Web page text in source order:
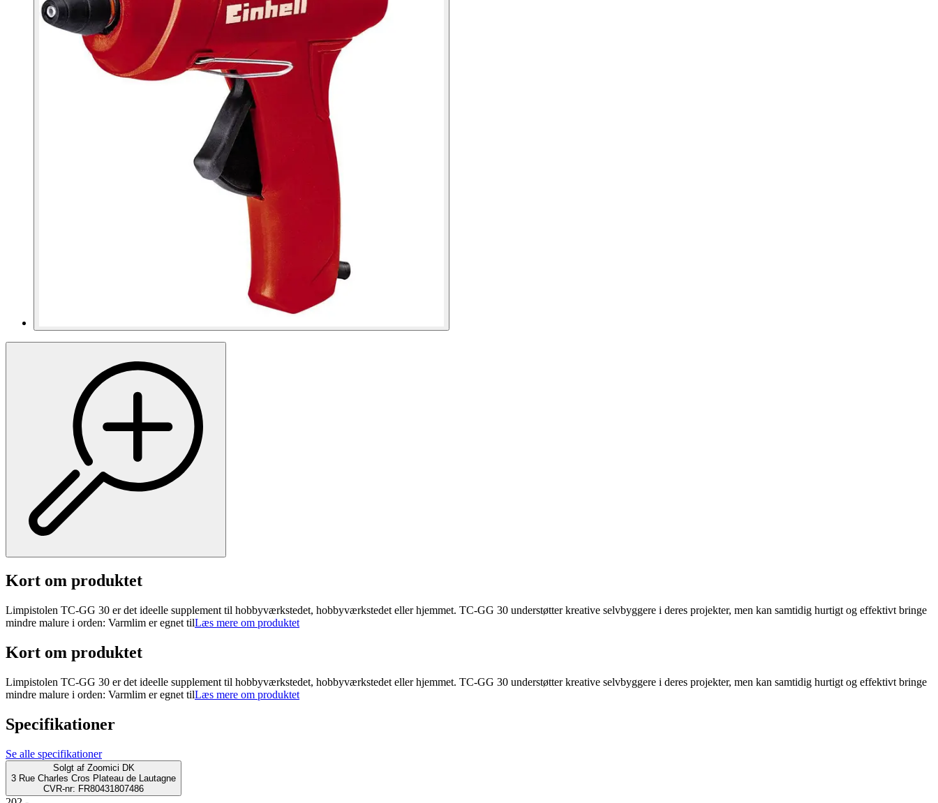
Kort om produktet
Limpistolen TC-GG 30 er det ideelle supplement til hobbyværkstedet, hobbyværkstedet eller hjemmet. TC-GG 30 understøtter kreative selvbyggere i deres projekter, men kan samtidig hurtigt og effektivt bringe
mindre malure i orden: Varmlim er egnet tilLæs mere om produktet
Kort om produktet
Limpistolen TC-GG 30 er det ideelle supplement til hobbyværkstedet, hobbyværkstedet eller hjemmet. TC-GG 30 understøtter kreative selvbyggere i deres projekter, men kan samtidig hurtigt og effektivt bringe
mindre malure i orden: Varmlim er egnet tilLæs mere om produktet
Specifikationer
Se alle specifikationer
Solgt af Zoomici DK
3 Rue Charles Cros Plateau de Lautagne
CVR-nr: FR80431807486